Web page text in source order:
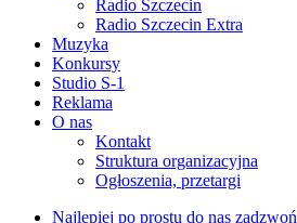
Radio Szczecin
Radio Szczecin Extra
Muzyka
Konkursy
Studio S-1
Reklama
O nas
Kontakt
Struktura organizacyjna
Ogłoszenia, przetargi
Najlepiej po prostu do nas zadzwoń